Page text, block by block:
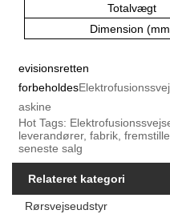
Totalvægt
Dimension
evisionsretten
forbeholdes
askine
Hot Tags:
leverandører, fabrik,
seneste salg
Relateret kategori
Rørsvejseudstyr